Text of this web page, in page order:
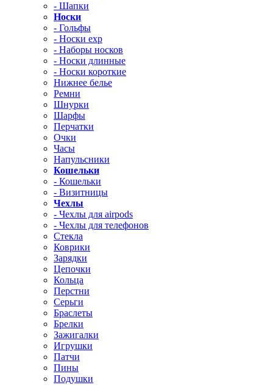
- Шапки
Носки
- Гольфы
- Носки exp
- Наборы носков
- Носки длинные
- Носки короткие
Нижнее белье
Ремни
Шнурки
Шарфы
Перчатки
Очки
Часы
Напульсники
Кошельки
- Кошельки
- Визитницы
Чехлы
- Чехлы для airpods
- Чехлы для телефонов
Стекла
Коврики
Зарядки
Цепочки
Кольца
Перстни
Серьги
Браслеты
Брелки
Зажигалки
Игрушки
Патчи
Пины
Подушки